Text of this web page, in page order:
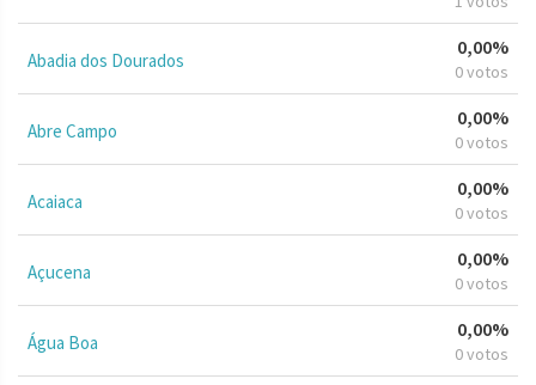
Abadia dos Dourados
0,00%
0 votos
Abre Campo
0,00%
0 votos
Acaiaca
0,00%
0 votos
Açucena
0,00%
0 votos
Água Boa
0,00%
0 votos